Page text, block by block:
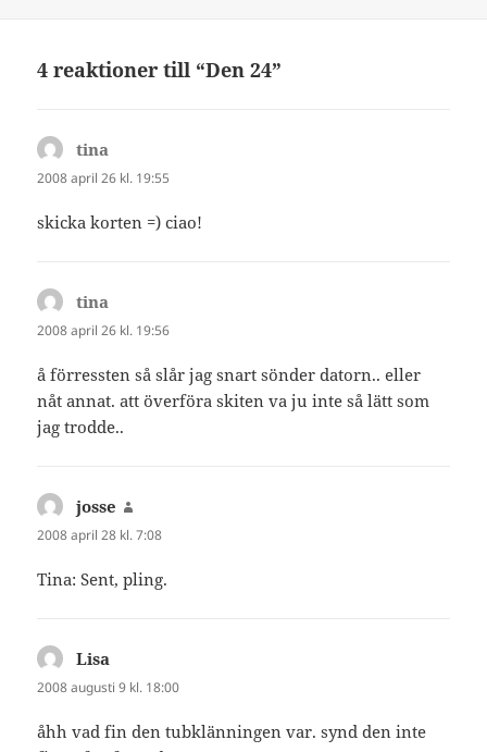
4 reaktioner till “Den 24”
tina
2008 april 26 kl. 19:55
skicka korten =) ciao!
tina
2008 april 26 kl. 19:56
å förressten så slår jag snart sönder datorn.. eller
nåt annat. att överföra skiten va ju inte så lätt som
jag trodde..
josse
2008 april 28 kl. 7:08
Tina: Sent, pling.
Lisa
2008 augusti 9 kl. 18:00
åhh vad fin den tubklänningen var. synd den inte